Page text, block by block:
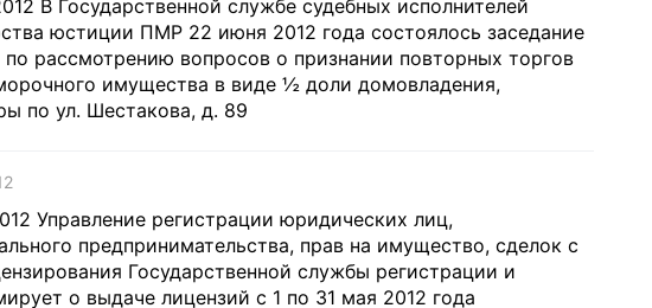
В Государственной службе судебных исполнителей
юстиции ПМР 22 июня 2012 года состоялось заседание
рассмотрению вопросов о признании повторных торгов
имущества в виде ½ доли домовладения,
по ул. Шестакова, д. 89
Управление регистрации юридических лиц,
предпринимательства, прав на имущество, сделок с
Государственной службы регистрации и
о выдаче лицензий с 1 по 31 мая 2012 года